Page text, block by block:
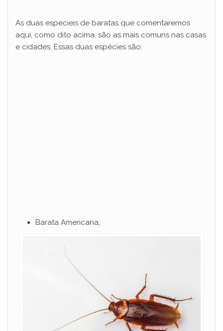
y
As duas especieis de baratas que comentaremos
aqui, como dito acima, são as mais comuns nas casas
e cidades. Essas duas espécies são:
Barata Americana;